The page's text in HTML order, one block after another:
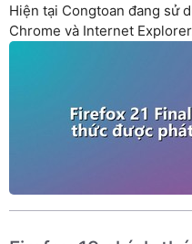
Hiện tại Congtoan đang sử
Chrome và Internet